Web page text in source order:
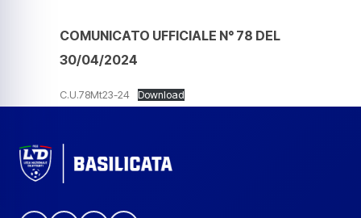
COMUNICATO UFFICIALE N° 78 DEL
30/04/2024
C.U.78Mt23-24 Download